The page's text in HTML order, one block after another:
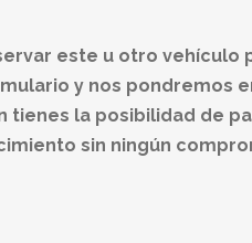
este u otro vehículo
y nos pondremos
tienes la posibilidad de
sin ningún